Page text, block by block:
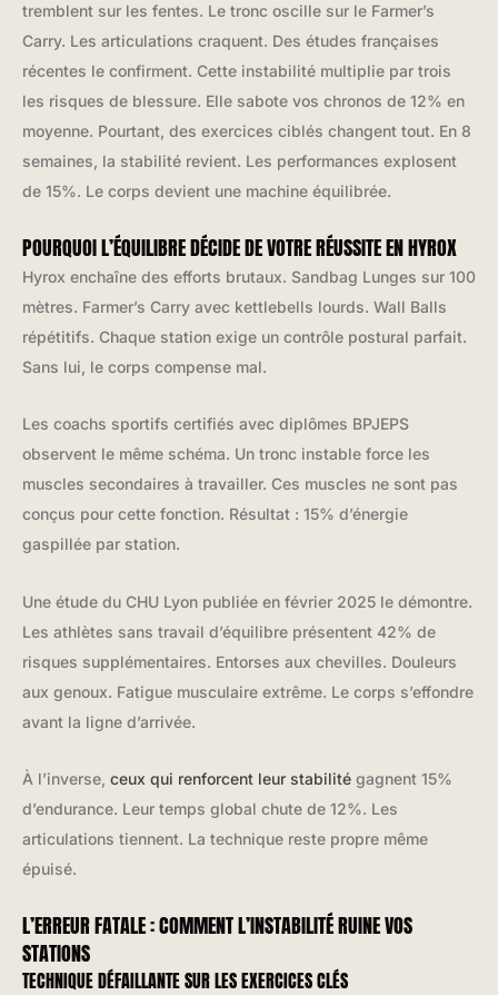
tremblent sur les fentes. Le tronc oscille sur le Farmer’s
Carry. Les articulations craquent. Des études françaises
récentes le confirment. Cette instabilité multiplie par trois
les risques de blessure. Elle sabote vos chronos de 12% en
moyenne. Pourtant, des exercices ciblés changent tout. En 8
semaines, la stabilité revient. Les performances explosent
de 15%. Le corps devient une machine équilibrée.
POURQUOI L’ÉQUILIBRE DÉCIDE DE VOTRE RÉUSSITE EN HYROX
Hyrox enchaîne des efforts brutaux. Sandbag Lunges sur 100
mètres. Farmer’s Carry avec kettlebells lourds. Wall Balls
répétitifs. Chaque station exige un contrôle postural parfait.
Sans lui, le corps compense mal.
Les coachs sportifs certifiés avec diplômes BPJEPS
observent le même schéma. Un tronc instable force les
muscles secondaires à travailler. Ces muscles ne sont pas
conçus pour cette fonction. Résultat : 15% d’énergie
gaspillée par station.
Une étude du CHU Lyon publiée en février 2025 le démontre.
Les athlètes sans travail d’équilibre présentent 42% de
risques supplémentaires. Entorses aux chevilles. Douleurs
aux genoux. Fatigue musculaire extrême. Le corps s’effondre
avant la ligne d’arrivée.
À l’inverse, ceux qui renforcent leur stabilité gagnent 15%
d’endurance. Leur temps global chute de 12%. Les
articulations tiennent. La technique reste propre même
épuisé.
L’ERREUR FATALE : COMMENT L’INSTABILITÉ RUINE VOS
STATIONS
TECHNIQUE DÉFAILLANTE SUR LES EXERCICES CLÉS